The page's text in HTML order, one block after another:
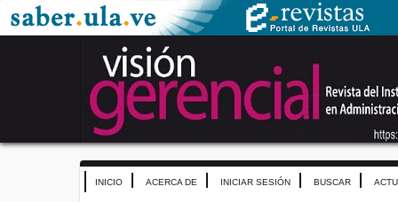
INICIO ACERCA DE INICIAR SESIÓN BUSCAR